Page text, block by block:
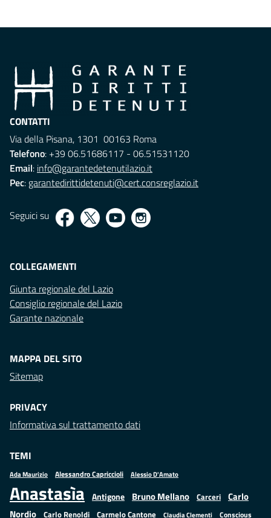
CONTATTI
Via della Pisana, 1301 00163 Roma
Telefono: +39 06.51686117 - 06.51531120
Email: info@garantedetenutilazio.it
Pec: garantedirittidetenuti@cert.consreglazio.it
Seguici su
COLLEGAMENTI
Giunta regionale del Lazio
Consiglio regionale del Lazio
Garante nazionale
MAPPA DEL SITO
Sitemap
PRIVACY
Informativa sul trattamento dati
TEMI
Ada Maurizio Alessandro Capriccioli Alessio D'Amato
Anastasìa Antigone Bruno Mellano Carceri
Carlo
Nordio Carlo Renoldi Carmelo Cantone Claudia Clementi Conscious